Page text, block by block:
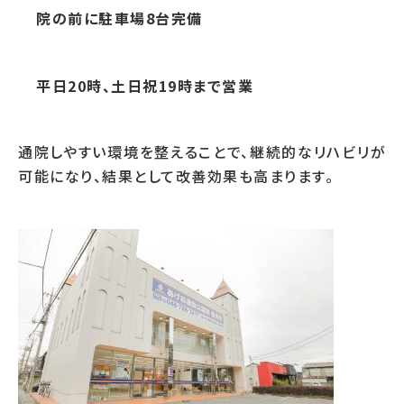
院の前に駐車場8台完備
平日20時、土日祝19時まで営業
通院しやすい環境を整えることで、継続的なリハビリが
可能になり、結果として改善効果も高まります。